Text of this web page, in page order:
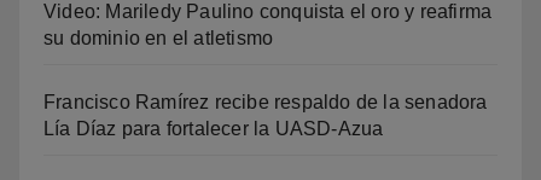
Video: Mariledy Paulino conquista el oro y reafirma
su dominio en el atletismo
Francisco Ramírez recibe respaldo de la senadora
Lía Díaz para fortalecer la UASD-Azua